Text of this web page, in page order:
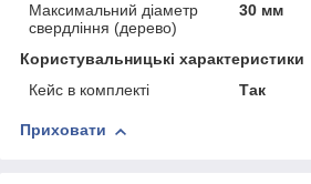
Максимальний діаметр
свердління (дерево)
30 мм
Користувальницькі характеристики
Кейс в комплекті
Так
Приховати